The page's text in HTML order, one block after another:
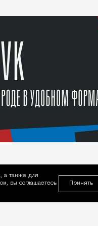
а также для
вы соглашаетесь
Принять